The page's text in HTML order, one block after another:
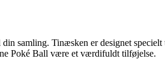
samling. Tinæsken er designet
Poké Ball være et værdifuldt tilføjelse.